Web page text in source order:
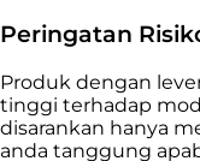
Peringatan
Produk dengan
tinggi terhadap
disarankan hanya
anda tanggung